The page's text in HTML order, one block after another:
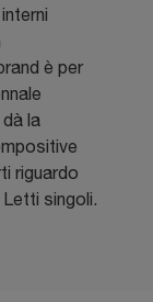
è per
la
riguardo
singoli.